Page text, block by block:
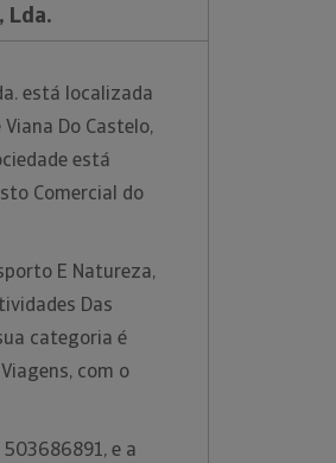
Lda.
está localizada
Do Castelo,
está
Comercial do
E Natureza,
Das
categoria é
com o
e a